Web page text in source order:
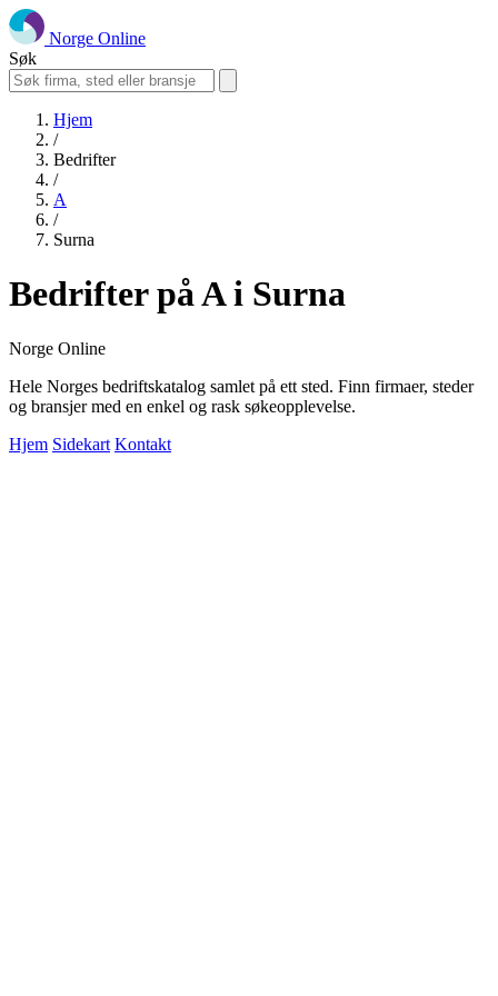
Norge Online
Søk
Hjem
/
Bedrifter
/
A
/
Surna
Bedrifter på A i Surna
Norge Online
Hele Norges bedriftskatalog samlet på ett sted. Finn firmaer, steder
og bransjer med en enkel og rask søkeopplevelse.
Hjem Sidekart Kontakt